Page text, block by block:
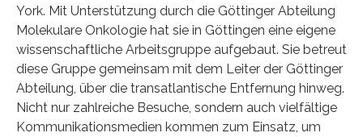
York. Mit Unterstützung durch die Göttinger Abteilung
Molekulare Onkologie hat sie in Göttingen eine eigene
wissenschaftliche Arbeitsgruppe aufgebaut. Sie betreut
diese Gruppe gemeinsam mit dem Leiter der Göttinger
Abteilung, über die transatlantische Entfernung hinweg.
Nicht nur zahlreiche Besuche, sondern auch vielfältige
Kommunikationsmedien kommen zum Einsatz, um